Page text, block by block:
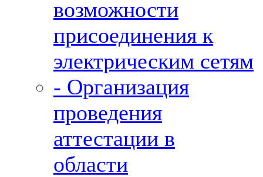
возможности
присоединения к
электрическим сетям
- Организация
проведения
аттестации в
области